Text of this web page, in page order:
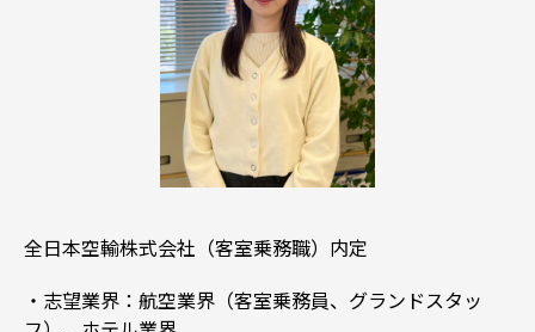
全日本空輸株式会社（客室乗務職）内定
・志望業界：航空業界（客室乗務員、グランドスタッ